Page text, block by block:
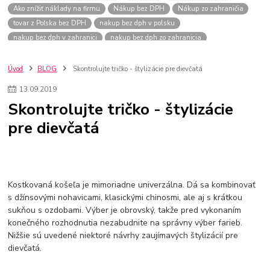
Ako znížiť náklady na firmu
Nákup bez DPH
Nákup zo zahraničia
tovar z Poľska bez DPH
nakup bez dph v polsku
nakup bez dph v zahranici
nakup bez dph zo zahranicia
szco nakup bez dph
Smart hodinky pre deti
Plyšový macovia
Lego Star Wars
Darčeky na Vianoce 2019
Vianočný darček pre dievča do 20€
L.O.L. Surprise zvieratká
L.O.L. Surprise hračky
L.O.L. Surprise domčeky
L.O.L. Surprise postavičky
L.O.L. Surprise zberateľské figúrky
L.O.L. OMG L.O.L. OMG Bábiky
Úvod BLOG Skontrolujte tričko - štylizácie pre dievčatá
13.09.2019
Skontrolujte tričko - štylizácie
pre dievčatá
Kostkovaná košeľa je mimoriadne univerzálna. Dá sa kombinovať
s džínsovými nohavicami, klasickými chinosmi, ale aj s krátkou
sukňou s ozdobami. Výber je obrovský, takže pred vykonaním
konečného rozhodnutia nezabudnite na správny výber farieb.
Nižšie sú uvedené niektoré návrhy zaujímavých štylizácií pre
dievčatá.